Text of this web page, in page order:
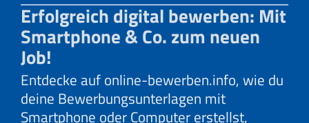
Erfolgreich digital bewerben: Mit
Smartphone & Co. zum neuen
Job!
Entdecke auf online-bewerben.info, wie du
deine Bewerbungsunterlagen mit
Smartphone oderComputererstellst,